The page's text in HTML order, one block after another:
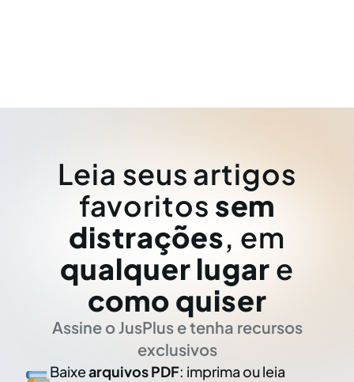
Leia seus artigos
favoritos sem
distrações, em
qualquer lugar e
como quiser
Assine o JusPlus e tenha recursos
exclusivos
Baixearquivos PDF: imprima ou leia